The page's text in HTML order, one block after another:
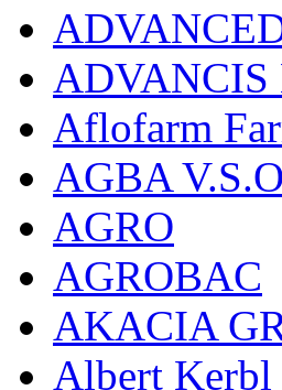
Aflofarm
AGBA
AGRO
AGROBAC
AKACIA
Albert Kerbl